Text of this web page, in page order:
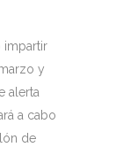
impartir
y
alerta
a cabo
de